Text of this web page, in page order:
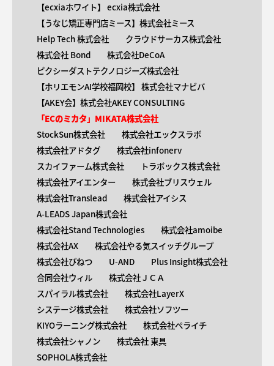
【​ecxiaホワイト】 ecxia株式会社
【​うなじ矯正専門店ミース】株式会社ミース
Help Tech 株式会社
クラウドサーカス株式会社
株式会社 Bond
株式会社DeCoA
ピクシーダストテクノロジーズ株式会社
【ホリエモンAI学校福岡校】 株式会社マナビバ
【AKEY会】株式会社AKEY CONSULTING
「ECのミカタ」MIKATA株式会社
StockSun株式会社
株式会社エックスラボ
株式会社アドタグ
株式会社infonerv
スカイファーム株式会社
トラボックス株式会社
株式会社アイエンター
株式会社ブリスウェル
株式会社Translead
株式会社アイシス
A-LEADS Japan株式会社
株式会社Stand Technologies
株式会社amoibe
株式会社AX
株式会社やる気スイッチグループ
株式会社びねつ
U-AND
Plus Insight株式会社
合同会社ウィル
株式会社ＪＣＡ
スパイラル株式会社
株式会社LayerX
システージ株式会社
株式会社ソフツー
KIYOラーニング株式会社
株式会社ペライチ
株式会社シャノン
株式会社 東具
SOPHOLA株式会社